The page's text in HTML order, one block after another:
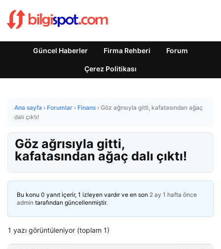
Güncel Haberler Firma Rehberi Forum
Çerez Politikası
Ana sayfa › Forumlar › Finans › Göz ağrısıyla gitti, kafatasından ağaç
dalı çıktı!
Göz ağrısıyla gitti,
kafatasından ağaç dalı çıktı!
Bu konu 0 yanıt içerir, 1 izleyen vardır ve en son 2 ay 1 hafta önce
admin tarafından güncellenmiştir.
1 yazı görüntüleniyor (toplam 1)